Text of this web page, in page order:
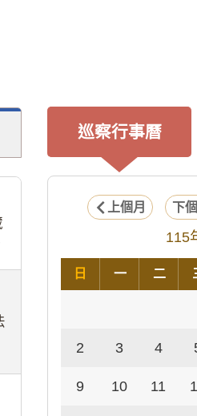
巡察行事曆
上個月 下
115
日 一 二
2 3 4
9 10 11